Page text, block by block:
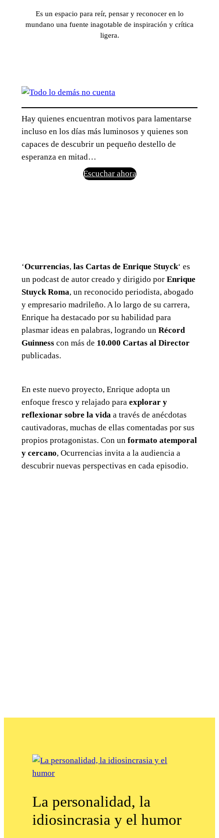
Es un espacio para reír, pensar y reconocer en lo
mundano una fuente inagotable de inspiración y crítica
ligera.
Hay quienes encuentran motivos para lamentarse
incluso en los días más luminosos y quienes son
capaces de descubrir un pequeño destello de
esperanza en mitad…
Escuchar ahora
‘Ocurrencias, las Cartas de Enrique Stuyck‘ es
un podcast de autor creado y dirigido por Enrique
Stuyck Roma, un reconocido periodista, abogado
y empresario madrileño. A lo largo de su carrera,
Enrique ha destacado por su habilidad para
plasmar ideas en palabras, logrando un Récord
Guinnesscon más de 10.000 Cartas al Director
publicadas.
En este nuevo proyecto, Enrique adopta un
enfoque fresco y relajado para explorar y
reflexionar sobre la vidaa través de anécdotas
cautivadoras, muchas de ellas comentadas por sus
propios protagonistas. Con un formato atemporal
y cercano, Ocurrencias invita a la audiencia a
descubrir nuevas perspectivas en cada episodio.
La personalidad, la
idiosincrasia y el humor